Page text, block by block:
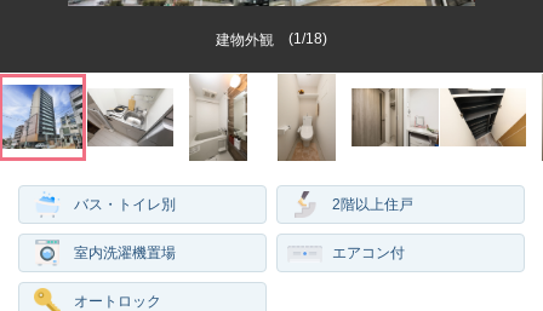
建物外観 (1 /18)
バス・トイレ別 2階以上住戸
室内洗濯機置場 エアコン付
オートロック